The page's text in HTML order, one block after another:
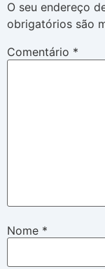
O seu endereço
obrigatórios são
Comentário *
Nome *